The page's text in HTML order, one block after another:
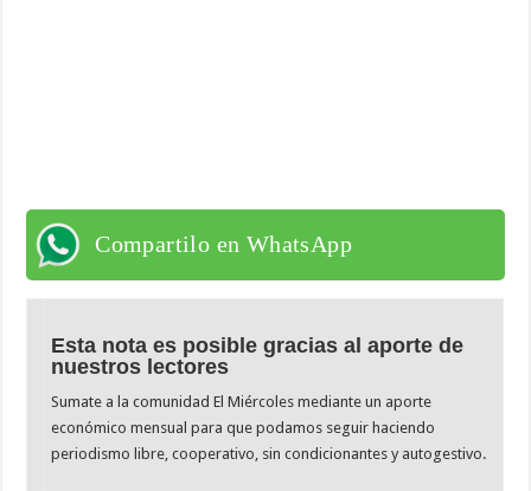
Compartilo en WhatsApp
Esta nota es posible gracias al aporte de
nuestros lectores
Sumate a la comunidad El Miércoles mediante un aporte
económico mensual para que podamos seguir haciendo
periodismo libre, cooperativo, sin condicionantes y autogestivo.